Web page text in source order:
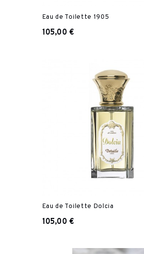
Eau de Toilette 1905
105,00 €
Eau de Toilette Dolcia
105,00 €